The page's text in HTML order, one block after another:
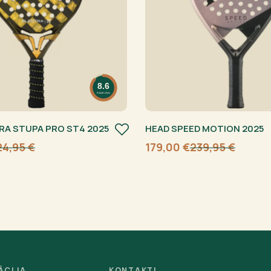
8.6
PADELFUL
STUPA PRO ST4 2025
€
HEAD SPEED MOTION 2025
239,95€
Sākotnējā
179,00 €
Current